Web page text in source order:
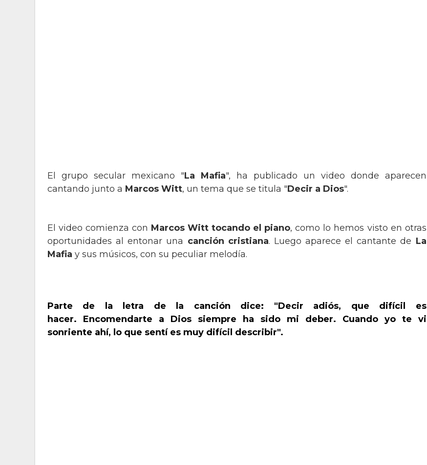
El grupo secular mexicano "La Mafia", ha publicado un video donde aparecen
cantando junto a Marcos Witt, un tema que se titula "Decir a Dios".
El video comienza con Marcos Witt tocando el piano, como lo hemos visto en otras
oportunidades al entonar una canción cristiana. Luego aparece el cantante de La
Mafia y sus músicos, con su peculiar melodía.
Parte de la letra de la canción dice: "Decir adiós, que difícil es
hacer. Encomendarte a Dios siempre ha sido mi deber. Cuando yo te vi
sonriente ahí, lo que sentí es muy difícil describir".